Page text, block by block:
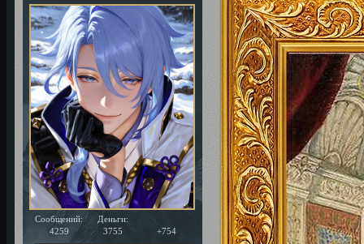
Сообщений:
4259
Деньги:
3755
+754